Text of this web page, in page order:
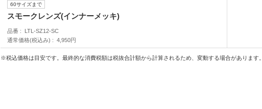
60サイズまで
スモークレンズ(インナーメッキ)
品番
LTL-SZ12-SC
通常価格(税込み)
4,950円
※税込価格は目安です。最終的な消費税額は税抜合計額から計算されるため、変動する場合があります。